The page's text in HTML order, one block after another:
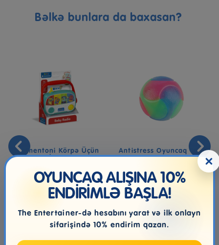
Bəlkə bunlara da baxasan?
Clementoni Körpə Üçün
Radio - İşıqlı Və Səsli
36.99₼
Antistress Oyuncaq One
For Fun Spectra Strobe
12.99₼
×
OYUNCAQ ALIŞINA 10%
ENDİRİMLƏ BAŞLA!
The Entertainer-də hesabını yarat və ilk onlayn
sifarişində 10% endirim qazan.